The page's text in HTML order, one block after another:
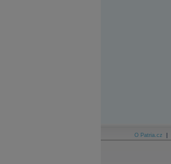
Databanka - Ceny
O Patria.cz